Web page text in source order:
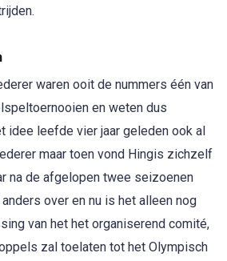
waren ooit de nummers één van
en weten dus
idee leefde vier jaar geleden ook al
maar toen vond Hingis zichzelf
na de afgelopen twee seizoenen
over en nu is het alleen nog
van het het organiserend comité,
zal toelaten tot het Olympisch